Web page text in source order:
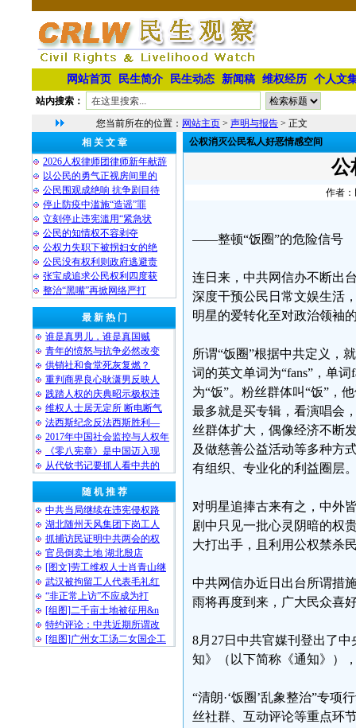
网站首页 民生简介 民生动态 新闻稿 维权经历 个人文
站内搜索：
您当前所在的位置： 网站主页 > 声明与报告 > 正文
相 关 文 章
2026人权律师团律师新年献辞
以公民的勇气正视房间里的
公民围观成绝响 抗争剧目待
停止防疫中滥施“造谣”罪
立刻停止违宪滥用“紧急状
公民的知情权不容剥夺
公权力失职下被拐妇女的绝
公民没有权利则政府逃避责
张宝成追求公民权利四度获
整治“黑嘴”再掀网络严打
最 新 热 门
谁是真男儿，谁是真国贼
青年的愤怒与抗争必然改变
供销社和食堂死灰复燃？
重判商界良心耿潇男反映人
践踏人权的庆典昭示极权违
维权人士居无定所 断电断气
法西斯纪念反法西斯胜利—
2017年中国社会监控与人权年
《零八宪章》是中国迈入现
从代钦书记要抓人看中共的
随 机 推 荐
中共当局继续在违宪侵权路
湖北随州天风集团下岗工人
抓捕访民证明中共两会的权
官员倒卖土地 湖北殷店
[图文]劳工维权人士肖青山继
武汉被拘留工人代表毛礼红
“非正常上访”不应成为打
[组图]二千亩土地被征用&n
特约评论：中共近期所谓改
[组图]广州女工汤二女国企工
公权消灭公民私人好恶情感空间
公
作者：
——整顿“饭圈”的危险信号
连日来，中共网信办不断出
深度干预公民日常文娱生活
明星的爱转化至对政治领袖
所谓“饭圈”根据中共定义，
词的英文单词为“fans”，单
为“饭”。粉丝群体叫“饭”，
最多就是买专辑，看演唱会
丝群体扩大，偶像经济不断
及做慈善公益活动等多种方
有组织、专业化的利益圈层
对明星追捧古来有之，中外
剧中只见一批心灵阴暗的权
大打出手，且利用公权禁杀
中共网信办近日出台所谓措
雨将再度到来，广大民众喜
8月27日中共官媒刊登出了
知》（以下简称《通知》）
“清朗·‘饭圈’乱象整治”专
丝社群、互动评论等重点环